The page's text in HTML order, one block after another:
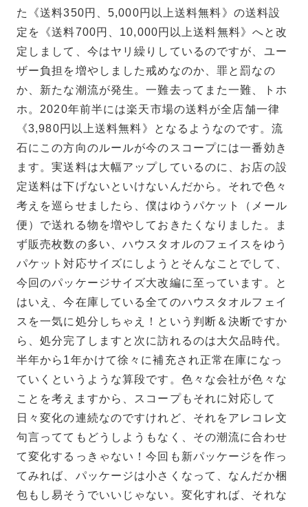
た《送料350円、5,000円以上送料無料》の送料設
定を《送料700円、10,000円以上送料無料》へと改
定しまして、今はヤリ繰りしているのですが、ユー
ザー負担を増やしました戒めなのか、罪と罰なの
か、新たな潮流が発生。一難去ってまた一難、トホ
ホ。2020年前半には楽天市場の送料が全店舗一律
《3,980円以上送料無料》となるようなのです。流
石にこの方向のルールが今のスコープには一番効き
ます。実送料は大幅アップしているのに、お店の設
定送料は下げないといけないんだから。それで色々
考えを巡らせましたら、僕はゆうパケット（メール
便）で送れる物を増やしておきたくなりました。ま
ず販売枚数の多い、ハウスタオルのフェイスをゆう
パケット対応サイズにしようとそんなことでして、
今回のパッケージサイズ大改編に至っています。と
はいえ、今在庫している全てのハウスタオルフェイ
スを一気に処分しちゃえ！という判断＆決断ですか
ら、処分完了しますと次に訪れるのは大欠品時代。
半年から1年かけて徐々に補充され正常在庫になっ
ていくというような算段です。色々な会社が色々な
ことを考えますから、スコープもそれに対応して
日々変化の連続なのですけれど、それをアレコレ文
句言っててもどうしようもなく、その潮流に合わせ
て変化するっきゃない！今回も新パッケージを作っ
てみれば、パッケージは小さくなって、なんだか梱
包もし易そうでいいじゃない。変化すれば、それな